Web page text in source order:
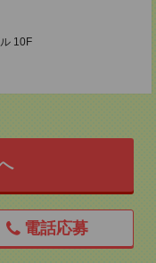
10F
電話応募